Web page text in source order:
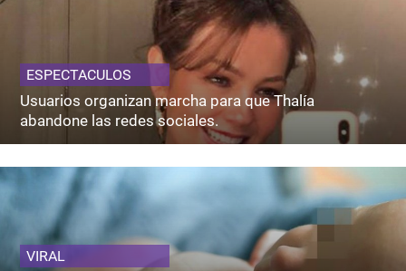
ESPECTACULOS
Usuarios organizan marcha para que Thalía
abandone las redes sociales.
VIRAL